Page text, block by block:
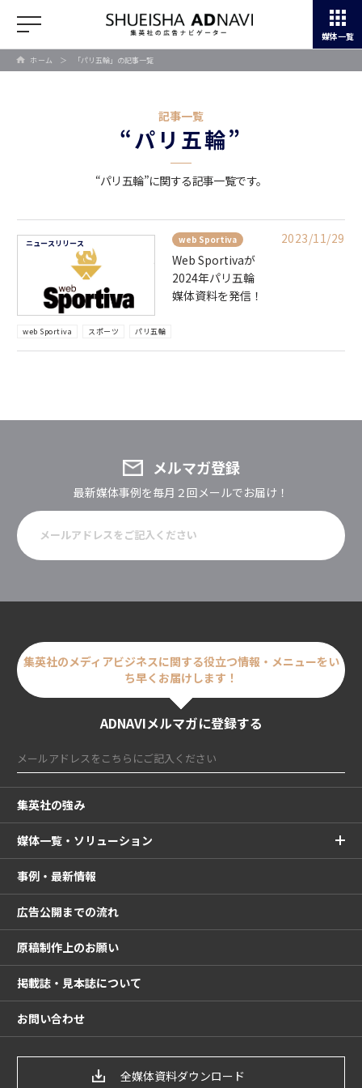
媒体一覧
ホーム ＞ 「パリ五輪」の記事一覧
記事一覧
“パリ五輪”
“パリ五輪”に関する記事一覧です。
ニュースリリース web Sportiva
2023/11/29
Web Sportivaが
2024年パリ五輪
媒体資料を発信！
web Sportiva スポーツ パリ五輪
メルマガ登録
最新媒体事例を毎月２回メールでお届け！
集英社のメディアビジネスに関する役立つ情報・メニューをい
ち早くお届けします！
ADNAVIメルマガに登録する
集英社の強み
媒体一覧・ソリューション
事例・最新情報
広告公開までの流れ
原稿制作上のお願い
掲載誌・見本誌について
お問い合わせ
全媒体資料ダウンロード